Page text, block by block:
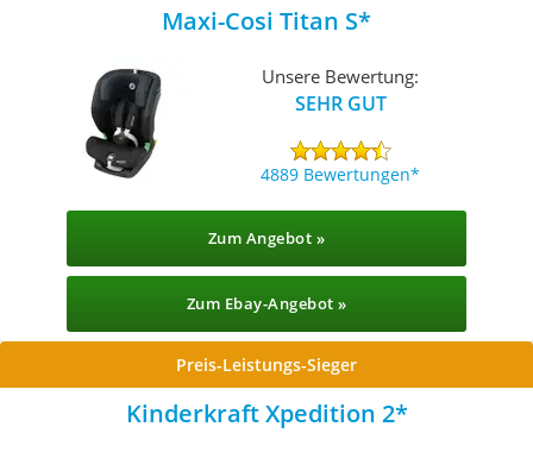
Maxi-Cosi Titan S
Unsere Bewertung:
SEHR GUT
4889 Bewertungen
Zum Angebot »
Zum Ebay-Angebot »
Preis-Leistungs-Sieger
Kinderkraft Xpedition 2